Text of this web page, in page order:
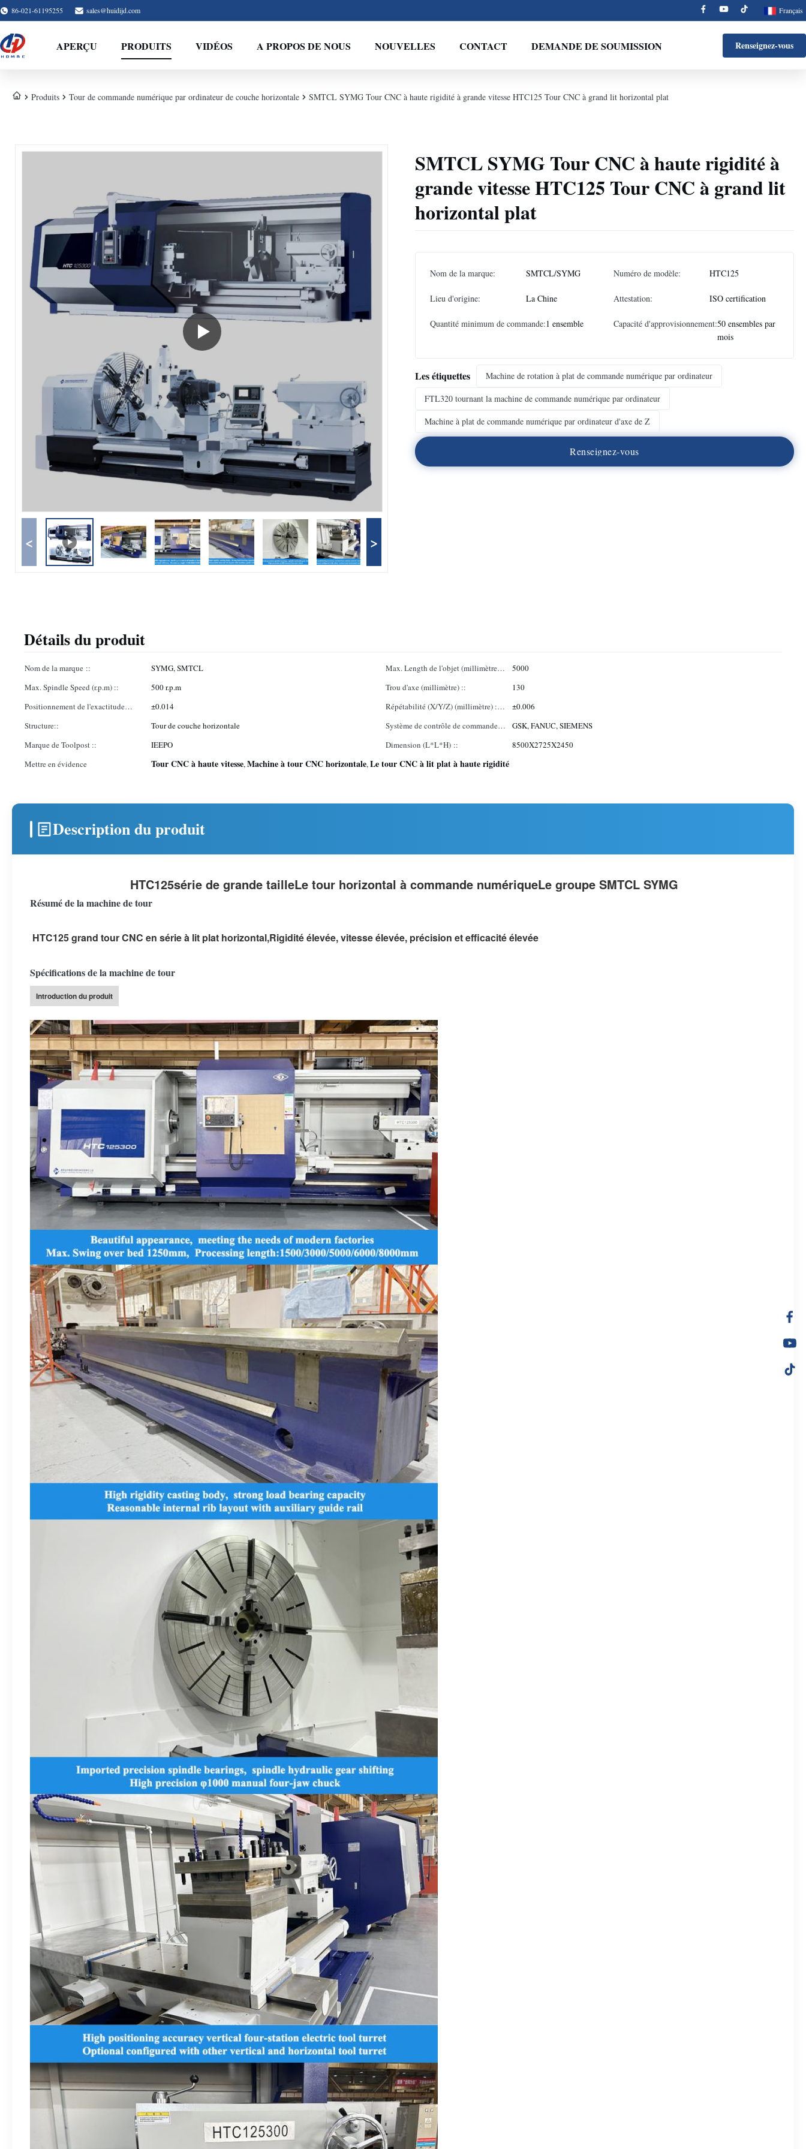
86-021-61195255 sales@huidijd.com Français
APERÇU PRODUITS VIDÉOS A PROPOS DE NOUS NOUVELLES CONTACT DEMANDE DE SOUMISSION Renseignez-vous
Produits Tour de commande numérique par ordinateur de couche horizontale SMTCL SYMG Tour CNC à haute rigidité à grande vitesse HTC125 Tour CNC à grand lit horizontal plat
< >
SMTCL SYMG Tour CNC à haute rigidité à
grande vitesse HTC125 Tour CNC à grand lit
horizontal plat
Nom de la marque: SMTCL/SYMG Numéro de modèle: HTC125
Lieu d'origine: La Chine Attestation: ISO certification
Quantité minimum de commande:1 ensemble Capacité d'approvisionnement:50 ensembles par
mois
Les étiquettes
Machine de rotation à plat de commande numérique par ordinateur
FTL320 tournant la machine de commande numérique par ordinateur
Machine à plat de commande numérique par ordinateur d'axe de Z
Renseignez-vous
Détails du produit
Nom de la marque :: SYMG, SMTCL
Max. Length de l'objet (millimètre)
::
5000
Max. Spindle Speed (r.p.m) ::
500 r.p.m Trou d'axe (millimètre) ::
130
Positionnement de l'exactitude
(millimètre) ::
±0.014
Répétabilité (X/Y/Z) (millimètre) :
Système ::
±0.006
Structure::
Tour de couche horizontale
Système de contrôle de commande
numérique par ordinateur ::
GSK, FANUC, SIEMENS
Marque de Toolpost ::
IEEPO Dimension (L*L*H) ::
8500X2725X2450
Mettre en évidence
Tour CNC à haute vitesse,Machine à tour CNC horizontale,Le tour CNC à lit plat à haute rigidité
Description du produit
HTC125série de grande tailleLe tour horizontal à commande numériqueLe groupe SMTCL SYMG
Résumé de la machine de tour
HTC125 grand tour CNC en série à lit plat horizontal,Rigidité élevée, vitesse élevée, précision et efficacité élevée
Spécifications de la machine de tour
Introduction du produit